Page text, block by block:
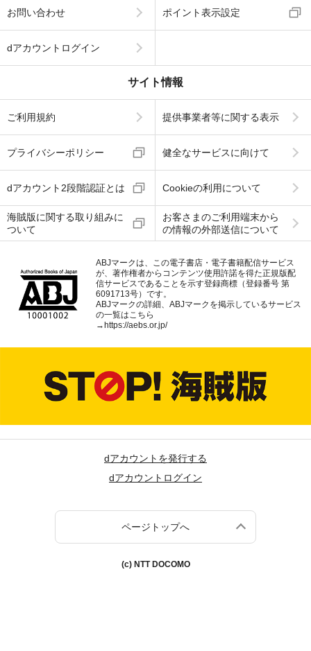
お問い合わせ ポイント表示設定
dアカウントログイン
サイト情報
ご利用規約 提供事業者等に関する表示
プライバシーポリシー 健全なサービスに向けて
dアカウント2段階認証とは Cookieの利用について
海賊版に関する取り組みに
ついて
お客さまのご利用端末から
の情報の外部送信について
ABJマークは、この電子書店・電子書籍配信サービス
が、著作権者からコンテンツ使用許諾を得た正規版配
信サービスであることを示す登録商標（登録番号 第
6091713号）です。
ABJマークの詳細、ABJマークを掲示しているサービス
の一覧はこちら
→https://aebs.or.jp/
dアカウントを発行する
dアカウントログイン
ページトップへ
(c) NTT DOCOMO